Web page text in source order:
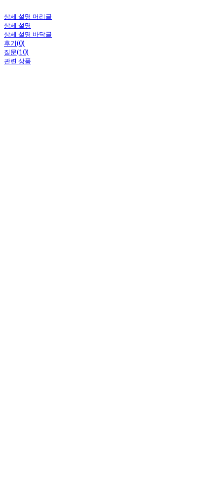
상세 설명 머리글
상세 설명
상세 설명 바닥글
후기(0)
질문(10)
관련 상품